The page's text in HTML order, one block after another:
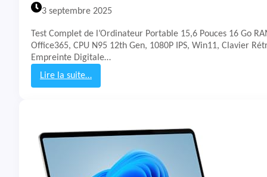
U
V
i
v
o
b
S
3 septembre 2025
Test Complet de l’Ordinateur Portable 15,6 Pouces 16 Go
Office365, CPU N95 12th Gen, 1080P IPS, Win11, Clavier
Empreinte Digitale…
Lire la suite…
:
t